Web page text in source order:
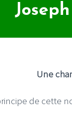
Une
de cette